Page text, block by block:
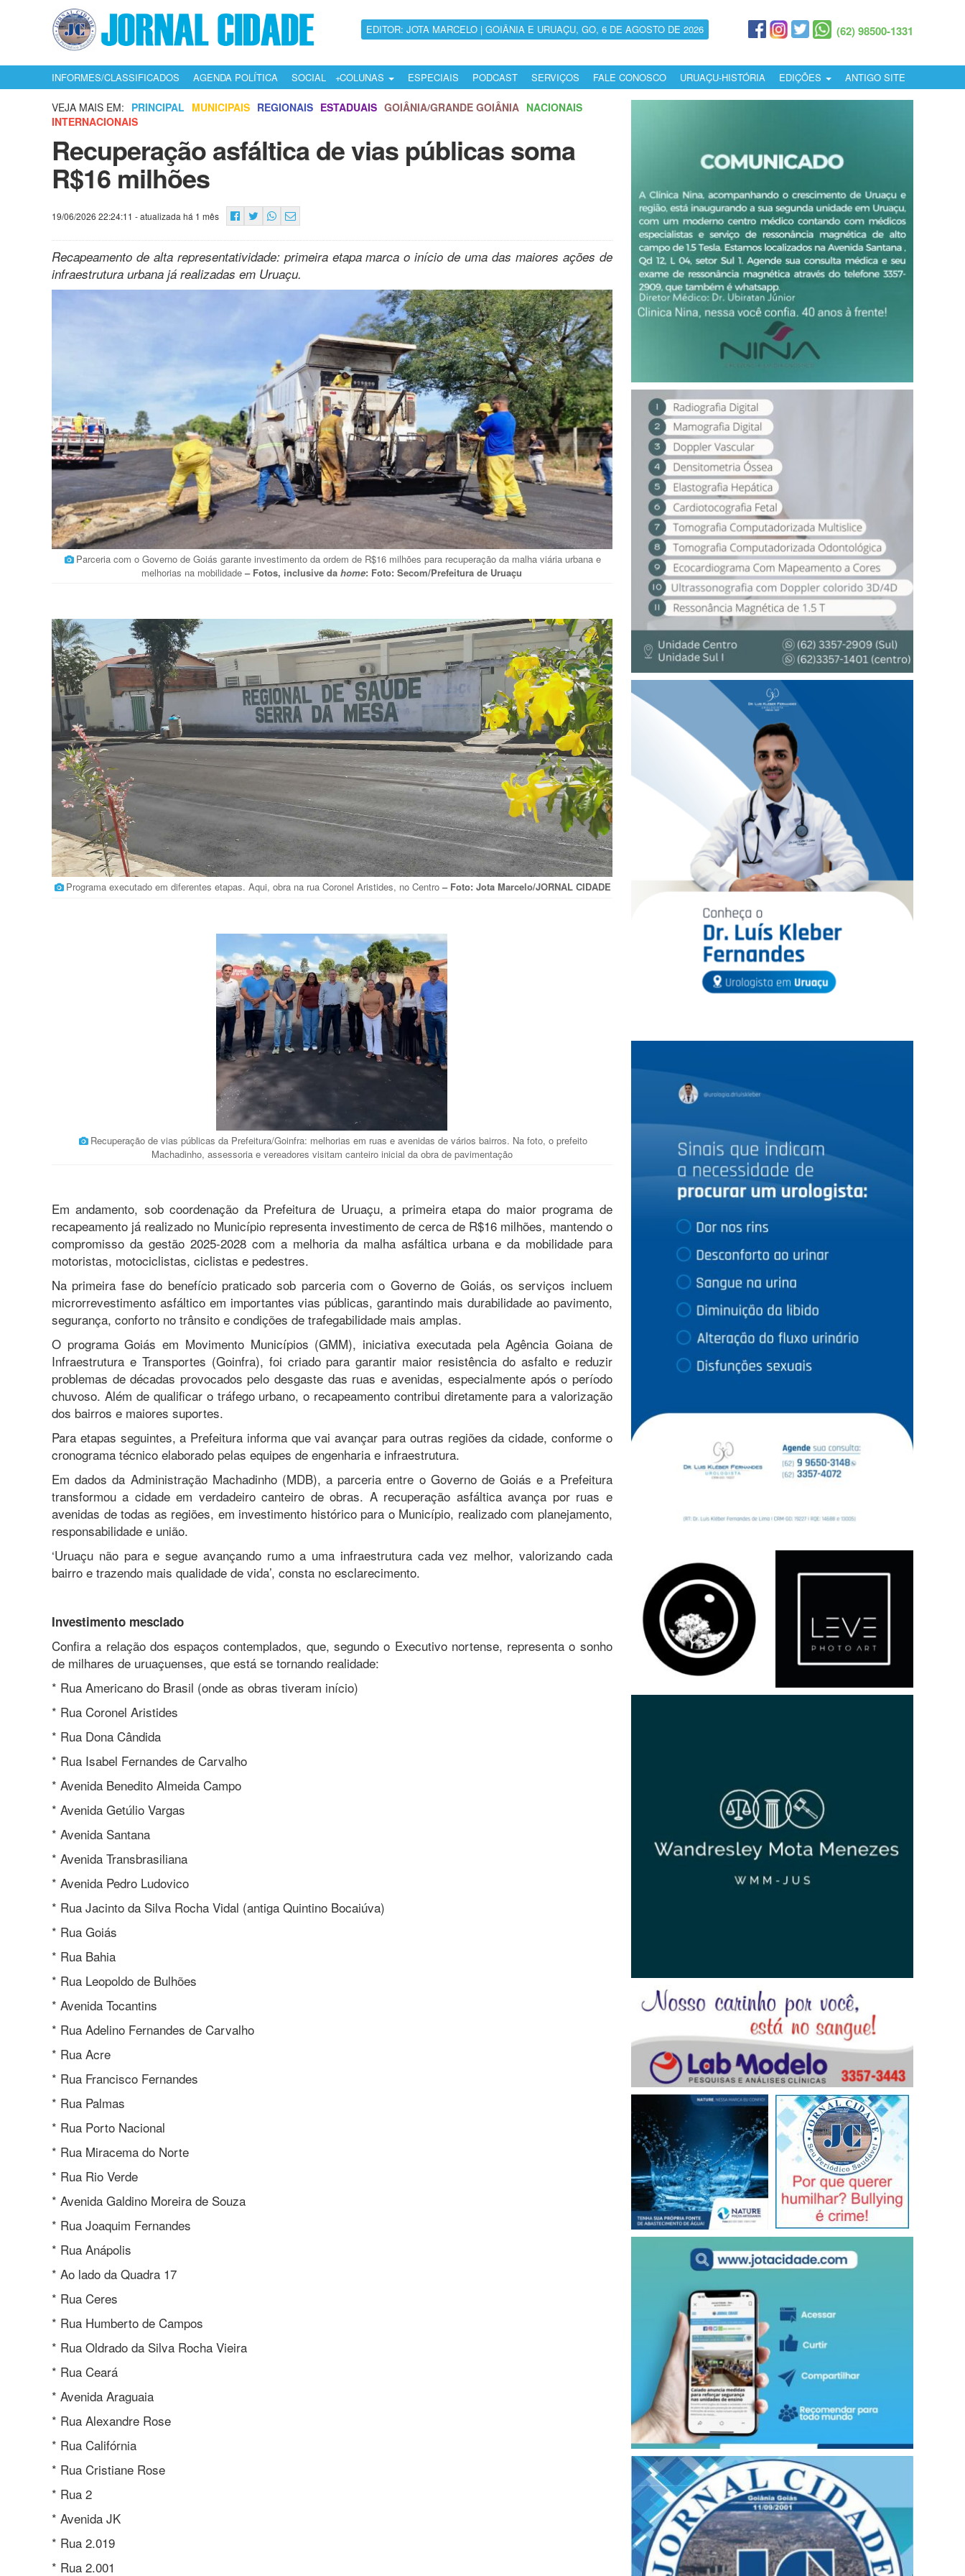
EDITOR: JOTA MARCELO | GOIÂNIA E URUAÇU, GO, 6 DE AGOSTO DE 2026 (62) 98500-1331
INFORMES/CLASSIFICADOS AGENDA POLÍTICA SOCIAL COLUNAS ESPECIAIS PODCAST SERVIÇOS FALE CONOSCO URUAÇU-HISTÓRIA EDIÇÕES ANTIGO SITE
VEJA MAIS EM: PRINCIPAL MUNICIPAIS REGIONAIS ESTADUAIS GOIÂNIA/GRANDE GOIÂNIA NACIONAIS
INTERNACIONAIS
Recuperação asfáltica de vias públicas soma
R$16 milhões
19/06/2026 22:24:11 - atualizada há 1 mês
Recapeamento de alta representatividade: primeira etapa marca o início de uma das maiores ações de
infraestrutura urbana já realizadas em Uruaçu.
Parceria com o Governo de Goiás garante investimento da ordem de R$16 milhões para recuperação da malha viária urbana e
melhorias na mobilidade– Fotos, inclusive dahome: Foto: Secom/Prefeitura de Uruaçu
Programa executado em diferentes etapas. Aqui, obra na rua Coronel Aristides, no Centro– Foto: Jota Marcelo/JORNAL CIDADE
Recuperação de vias públicas da Prefeitura/Goinfra: melhorias em ruas e avenidas de vários bairros. Na foto, o prefeito
Machadinho, assessoria e vereadores visitam canteiro inicial da obra de pavimentação
Em andamento, sob coordenação da Prefeitura de Uruaçu, a primeira etapa do maior programa de
recapeamento já realizado no Município representa investimento de cerca de R$16 milhões, mantendo o
compromisso da gestão 2025-2028 com a melhoria da malha asfáltica urbana e da mobilidade para
motoristas, motociclistas, ciclistas e pedestres.
Na primeira fase do benefício praticado sob parceria com o Governo de Goiás, os serviços incluem
microrrevestimento asfáltico em importantes vias públicas, garantindo mais durabilidade ao pavimento,
segurança, conforto no trânsito e condições de trafegabilidade mais amplas.
O programa Goiás em Movimento Municípios (GMM), iniciativa executada pela Agência Goiana de
Infraestrutura e Transportes (Goinfra), foi criado para garantir maior resistência do asfalto e reduzir
problemas de décadas provocados pelo desgaste das ruas e avenidas, especialmente após o período
chuvoso. Além de qualificar o tráfego urbano, o recapeamento contribui diretamente para a valorização
dos bairros e maiores suportes.
Para etapas seguintes, a Prefeitura informa que vai avançar para outras regiões da cidade, conforme o
cronograma técnico elaborado pelas equipes de engenharia e infraestrutura.
Em dados da Administração Machadinho (MDB), a parceria entre o Governo de Goiás e a Prefeitura
transformou a cidade em verdadeiro canteiro de obras. A recuperação asfáltica avança por ruas e
avenidas de todas as regiões, em investimento histórico para o Município, realizado com planejamento,
responsabilidade e união.
‘Uruaçu não para e segue avançando rumo a uma infraestrutura cada vez melhor, valorizando cada
bairro e trazendo mais qualidade de vida’, consta no esclarecimento.
Investimento mesclado
Confira a relação dos espaços contemplados, que, segundo o Executivo nortense, representa o sonho
de milhares de uruaçuenses, que está se tornando realidade:
* Rua Americano do Brasil (onde as obras tiveram início)
* Rua Coronel Aristides
* Rua Dona Cândida
* Rua Isabel Fernandes de Carvalho
* Avenida Benedito Almeida Campo
* Avenida Getúlio Vargas
* Avenida Santana
* Avenida Transbrasiliana
* Avenida Pedro Ludovico
* Rua Jacinto da Silva Rocha Vidal (antiga Quintino Bocaiúva)
* Rua Goiás
* Rua Bahia
* Rua Leopoldo de Bulhões
* Avenida Tocantins
* Rua Adelino Fernandes de Carvalho
* Rua Acre
* Rua Francisco Fernandes
* Rua Palmas
* Rua Porto Nacional
* Rua Miracema do Norte
* Rua Rio Verde
* Avenida Galdino Moreira de Souza
* Rua Joaquim Fernandes
* Rua Anápolis
* Ao lado da Quadra 17
* Rua Ceres
* Rua Humberto de Campos
* Rua Oldrado da Silva Rocha Vieira
* Rua Ceará
* Avenida Araguaia
* Rua Alexandre Rose
* Rua Califórnia
* Rua Cristiane Rose
* Rua 2
* Avenida JK
* Rua 2.019
* Rua 2.001